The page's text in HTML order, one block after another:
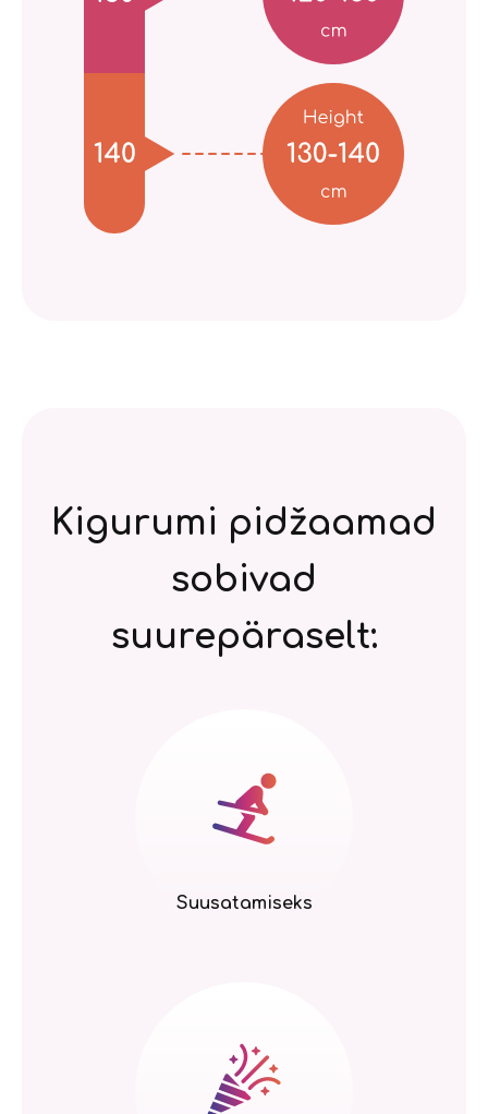
Kigurumi pidžaamad
sobivad
suurepäraselt:
Suusatamiseks